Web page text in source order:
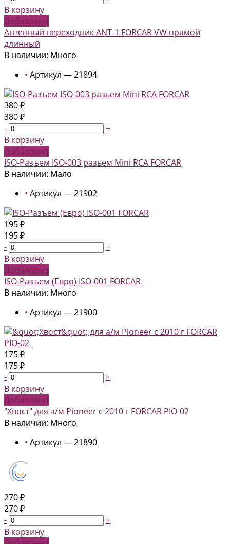
В корзину
Добавлено
Антенный переходник ANT-1 FORCAR VW прямой
длинный
В наличии: Много
• Артикул — 21894
380 ₽
380 ₽
-
+
В корзину
Добавлено
ISO-Разъем ISO-003 разьем Mini RCA FORCAR
В наличии: Мало
• Артикул — 21902
195 ₽
195 ₽
-
+
В корзину
Добавлено
ISO-Разъем (Евро) ISO-001 FORCAR
В наличии: Много
• Артикул — 21900
175 ₽
175 ₽
-
+
В корзину
Добавлено
"Хвост" для а/м Pioneer с 2010 г FORCAR PIO-02
В наличии: Много
• Артикул — 21890
270 ₽
270 ₽
-
+
В корзину